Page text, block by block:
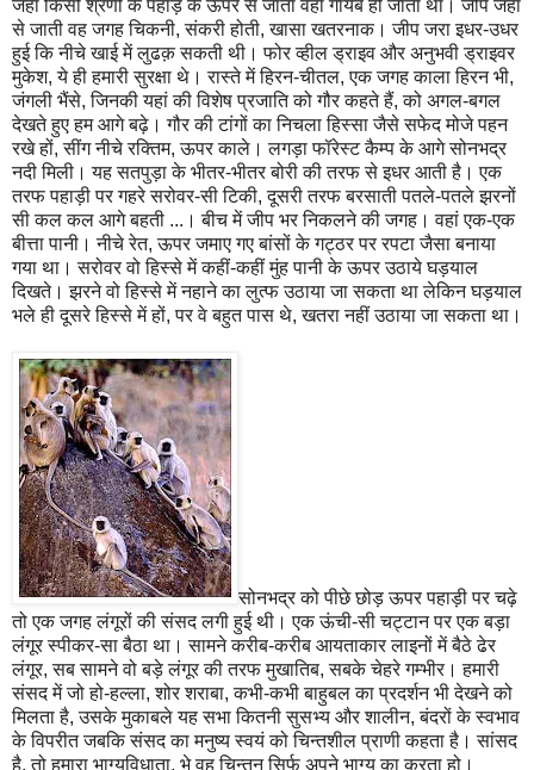
जहां किसी श्रेणी के पहाड़ के ऊपर से जाता वहां गायब हो जाता था। जीप जहां
से जाती वह जगह चिकनी, संकरी होती, खासा खतरनाक। जीप जरा इधर-उधर
हुई कि नीचे खाई में लुढक़ सकती थी। फोर व्हील ड्राइव और अनुभवी ड्राइवर
मुकेश, ये ही हमारी सुरक्षा थे। रास्ते में हिरन-चीतल, एक जगह काला हिरन भी,
जंगली भैंसे, जिनकी यहां की विशेष प्रजाति को गौर कहते हैं, को अगल-बगल
देखते हुए हम आगे बढ़े। गौर की टांगों का निचला हिस्सा जैसे सफेद मोजे पहन
रखे हों, सींग नीचे रक्तिम, ऊपर काले। लगड़ा फॉरेस्ट कैम्प के आगे सोनभद्र
नदी मिली। यह सतपुड़ा के भीतर-भीतर बोरी की तरफ से इधर आती है। एक
तरफ पहाड़ी पर गहरे सरोवर-सी टिकी, दूसरी तरफ बरसाती पतले-पतले झरनों
सी कल कल आगे बहती ...। बीच में जीप भर निकलने की जगह। वहां एक-एक
बीत्ता पानी। नीचे रेत, ऊपर जमाए गए बांसों के गट्ठर पर रपटा जैसा बनाया
गया था। सरोवर वो हिस्से में कहीं-कहीं मुंह पानी के ऊपर उठाये घड़याल
दिखते। झरने वो हिस्से में नहाने का लुत्फ उठाया जा सकता था लेकिन घड़याल
भले ही दूसरे हिस्से में हों, पर वे बहुत पास थे, खतरा नहीं उठाया जा सकता था।
सोनभद्र को पीछे छोड़ ऊपर पहाड़ी पर चढ़े
तो एक जगह लंगूरों की संसद लगी हुई थी। एक ऊंची-सी चट्टान पर एक बड़ा
लंगूर स्पीकर-सा बैठा था। सामने करीब-करीब आयताकार लाइनों में बैठे ढेर
लंगूर, सब सामने वो बड़े लंगूर की तरफ मुखातिब, सबके चेहरे गम्भीर। हमारी
संसद में जो हो-हल्ला, शोर शराबा, कभी-कभी बाहुबल का प्रदर्शन भी देखने को
मिलता है, उसके मुकाबले यह सभा कितनी सुसभ्य और शालीन, बंदरों के स्वभाव
के विपरीत जबकि संसद का मनुष्य स्वयं को चिन्तशील प्राणी कहता है। सांसद
है, तो हमारा भाग्यविधाता, भे वह चिन्तन सिर्फ अपने भाग्य का करता हो।